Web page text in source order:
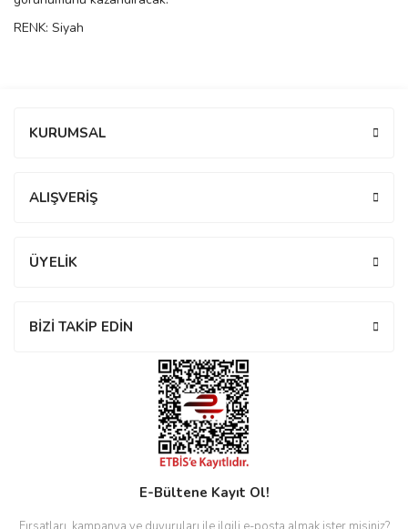
RENK: Siyah
KURUMSAL
ALIŞVERİŞ
ÜYELİK
BİZİ TAKİP EDİN
E-Bültene Kayıt Ol!